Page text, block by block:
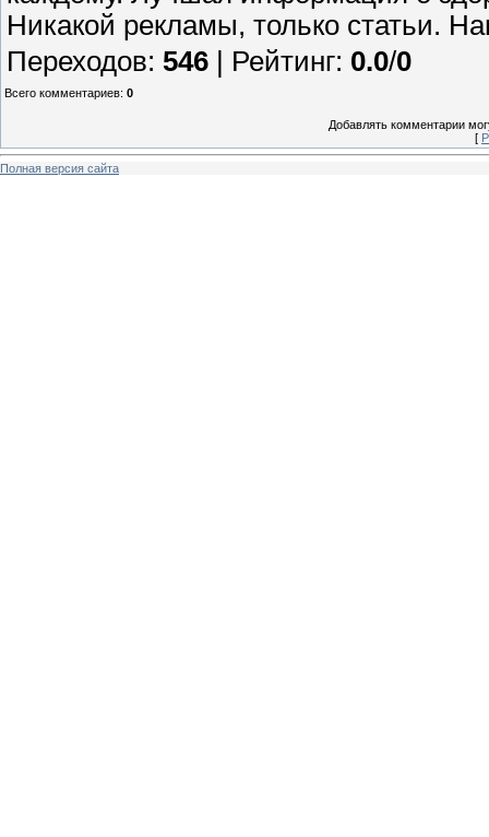
Никакой рекламы, только статьи.
Переходов: 546 | Рейтинг: 0.0/0
Всего комментариев: 0
Добавлять комментарии
[
Полная версия сайта